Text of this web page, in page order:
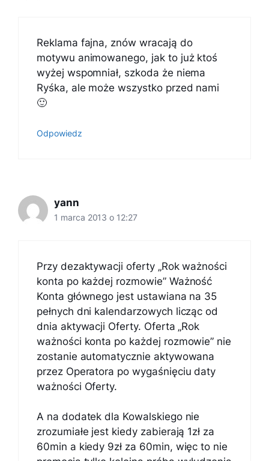
Reklama fajna, znów wracają do
motywu animowanego, jak to już ktoś
wyżej wspomniał, szkoda że niema
Ryśka, ale może wszystko przed nami
🙂
Odpowiedz
yann
1 marca 2013 o 12:27
Przy dezaktywacji oferty „Rok ważności
konta po każdej rozmowie” Ważność
Konta głównego jest ustawiana na 35
pełnych dni kalendarzowych licząc od
dnia aktywacji Oferty. Oferta „Rok
ważności konta po każdej rozmowie” nie
zostanie automatycznie aktywowana
przez Operatora po wygaśnięciu daty
ważności Oferty.
A na dodatek dla Kowalskiego nie
zrozumiałe jest kiedy zabierają 1zł za
60min a kiedy 9zł za 60min, więc to nie